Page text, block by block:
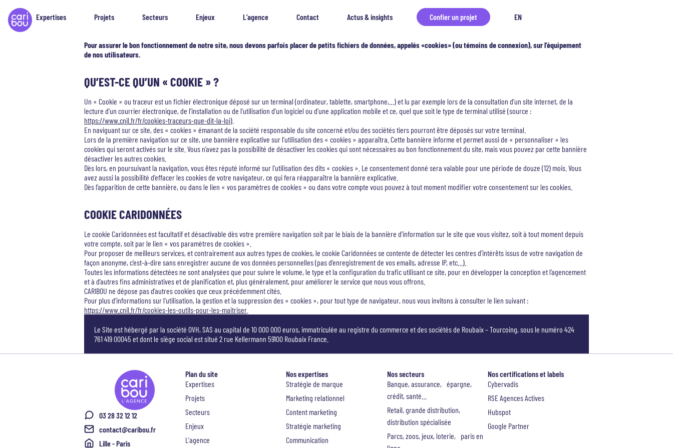
Expertises Projets Secteurs Enjeux L’agence Contact Actus & insights Confier un projet EN
Pour assurer le bon fonctionnement de notre site, nous devons parfois placer de petits fichiers de données, appelés «cookies» (ou témoins de connexion), sur l’équipement
de nos utilisateurs.
QU’EST-CE QU’UN « COOKIE » ?
Un « Cookie » ou traceur est un fichier électronique déposé sur un terminal (ordinateur, tablette, smartphone,…) et lu par exemple lors de la consultation d’un site internet, de la
lecture d’un courrier électronique, de l’installation ou de l’utilisation d’un logiciel ou d’une application mobile et ce, quel que soit le type de terminal utilisé (source :
https://www.cnil.fr/fr/cookies-traceurs-que-dit-la-loi).
En naviguant sur ce site, des « cookies » émanant de la société responsable du site concerné et/ou des sociétés tiers pourront être déposés sur votre terminal.
Lors de la première navigation sur ce site, une bannière explicative sur l’utilisation des « cookies » apparaîtra. Cette bannière informe et permet aussi de « personnaliser » les
cookies qui seront activés sur le site. Vous n’avez pas la possibilité de désactiver les cookies qui sont nécessaires au bon fonctionnement du site, mais vous pouvez par cette bannière
désactiver les autres cookies.
Dès lors, en poursuivant la navigation, vous êtes réputé informé sur l’utilisation des dits « cookies ». Le consentement donné sera valable pour une période de douze (12) mois. Vous
avez aussi la possibilité d’effacer les cookies de votre navigateur, ce qui fera réapparaître la bannière explicative.
Dès l’apparition de cette bannière, ou dans le lien « vos paramètres de cookies » ou dans votre compte vous pouvez à tout moment modifier votre consentement sur les cookies.
COOKIE CARIDONNÉES
Le cookie Caridonnées est facultatif et désactivable dès votre première navigation soit par le biais de la bannière d’information sur le site que vous visitez, soit à tout moment depuis
votre compte, soit par le lien « vos paramètres de cookies ».
Pour proposer de meilleurs services, et contrairement aux autres types de cookies, le cookie Caridonnées se contente de détecter les centres d’intérêts issus de votre navigation de
façon anonyme, c’est-à-dire sans enregistrer aucune de vos données personnelles (pas d’enregistrement de vos emails, adresse IP, etc…).
Toutes les informations détectées ne sont analysées que pour suivre le volume, le type et la configuration du trafic utilisant ce site, pour en développer la conception et l’agencement
et à d’autres fins administratives et de planification et, plus généralement, pour améliorer le service que nous vous offrons.
CARIBOU ne dépose pas d’autres cookies que ceux précédemment cités.
Pour plus d’informations sur l’utilisation, la gestion et la suppression des « cookies », pour tout type de navigateur, nous vous invitons à consulter le lien suivant :
https://www.cnil.fr/fr/cookies-les-outils-pour-les-maitriser
Le Site est hébergé par la société OVH, SAS au capital de 10 000 000 euros, immatriculée au registre du commerce et des sociétés de Roubaix – Tourcoing, sous le numéro 424
761 419 00045 et dont le siège social est situé 2 rue Kellermann 59100 Roubaix France.
03 28 32 12 12
contact@caribou.fr
Lille - Paris
Plan du site
Expertises
Projets
Secteurs
Enjeux
L'agence
Nos expertises
Stratégie de marque
Marketing relationnel
Content marketing
Stratégie marketing
Communication
Nos secteurs
Banque, assurance, épargne,
crédit, santé…
Retail, grande distribution,
distribution spécialisée
Parcs, zoos, jeux, loterie, paris en
Nos certifications et labels
Cybervadis
RSE Agences Actives
Hubspot
Google Partner